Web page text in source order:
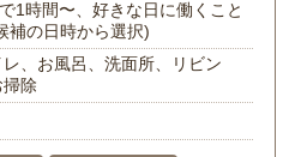
1時間〜、好きな日に働くこと
補の日時から選択)
、お風呂、洗面所、リビン
除